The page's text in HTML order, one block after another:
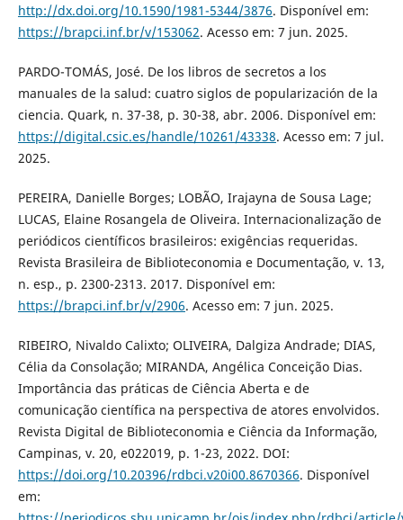
http://dx.doi.org/10.1590/1981-5344/3876. Disponível em:
https://brapci.inf.br/v/153062. Acesso em: 7 jun. 2025.
PARDO-TOMÁS, José. De los libros de secretos a los
manuales de la salud: cuatro siglos de popularización de la
ciencia. Quark, n. 37-38, p. 30-38, abr. 2006. Disponível em:
https://digital.csic.es/handle/10261/43338. Acesso em: 7 jul.
2025.
PEREIRA, Danielle Borges; LOBÃO, Irajayna de Sousa Lage;
LUCAS, Elaine Rosangela de Oliveira. Internacionalização de
periódicos científicos brasileiros: exigências requeridas.
Revista Brasileira de Biblioteconomia e Documentação, v. 13,
n. esp., p. 2300-2313. 2017. Disponível em:
https://brapci.inf.br/v/2906. Acesso em: 7 jun. 2025.
RIBEIRO, Nivaldo Calixto; OLIVEIRA, Dalgiza Andrade; DIAS,
Célia da Consolação; MIRANDA, Angélica Conceição Dias.
Importância das práticas de Ciência Aberta e de
comunicação científica na perspectiva de atores envolvidos.
Revista Digital de Biblioteconomia e Ciência da Informação,
Campinas, v. 20, e022019, p. 1-23, 2022. DOI:
https://doi.org/10.20396/rdbci.v20i00.8670366. Disponível
em: